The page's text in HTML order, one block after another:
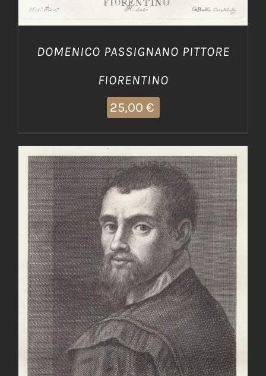
DOMENICO PASSIGNANO PITTORE
FIORENTINO
25,00 €
AGGIUNGI AL CARRELLO / DETTAGLI